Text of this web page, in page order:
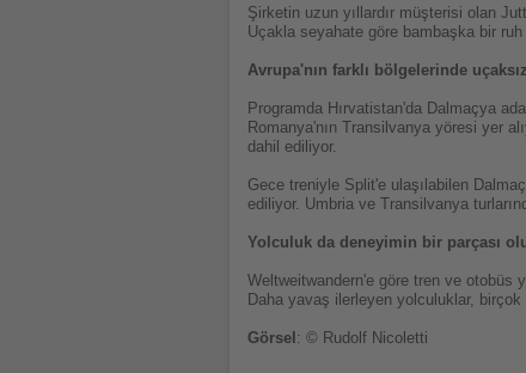
Şirketin uzun yıllardır müşterisi olan
Uçakla seyahate göre bambaşka bir
Avrupa'nın farklı bölgelerinde
Programda Hırvatistan'da Dalmaçya
Romanya'nın Transilvanya yöresi yer
dahil ediliyor.
Gece treniyle Split'e ulaşılabilen
ediliyor. Umbria ve Transilvanya
Yolculuk da deneyimin bir parçası
Weltweitwandern'e göre tren ve otobüs
Daha yavaş ilerleyen yolculuklar,
Görsel : © Rudolf Nicoletti